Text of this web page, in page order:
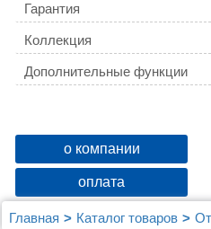
Гарантия
Коллекция
Дополнительные функции
о компании
оплата
Главная Каталог товаров